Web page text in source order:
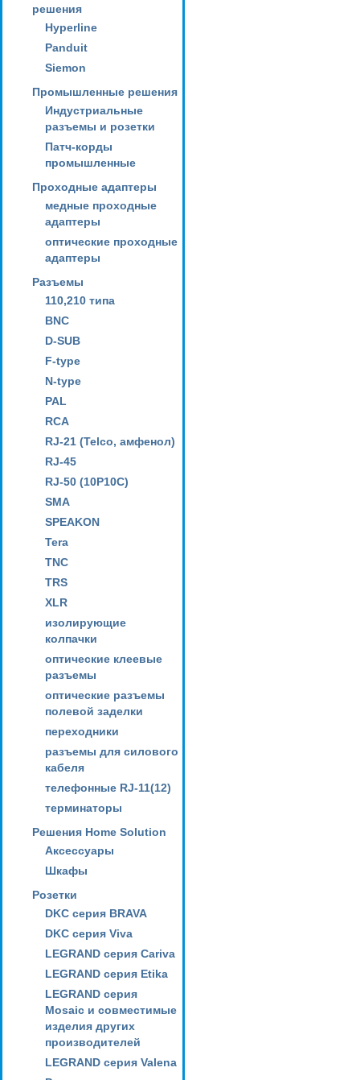
решения
Hyperline
Panduit
Siemon
Промышленные решения
Индустриальные
разъемы и розетки
Патч-корды
промышленные
Проходные адаптеры
медные проходные
адаптеры
оптические проходные
адаптеры
Разъемы
110,210 типа
BNC
D-SUB
F-type
N-type
PAL
RCA
RJ-21 (Telco, амфенол)
RJ-45
RJ-50 (10P10C)
SMA
SPEAKON
Tera
TNC
TRS
XLR
изолирующие
колпачки
оптические клеевые
разъемы
оптические разъемы
полевой заделки
переходники
разъемы для силового
кабеля
телефонные RJ-11(12)
терминаторы
Решения Home Solution
Аксессуары
Шкафы
Розетки
DKC серия BRAVA
DKC серия Viva
LEGRAND серия Cariva
LEGRAND серия Etika
LEGRAND серия
Mosaic и совместимые
изделия других
производителей
LEGRAND серия Valena